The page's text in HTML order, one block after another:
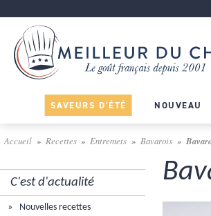
SAVEURS D'ÉTÉ NOUVEAU
Accueil Recettes Entremets Bavarois
C'est d'actualité
Nouvelles recettes